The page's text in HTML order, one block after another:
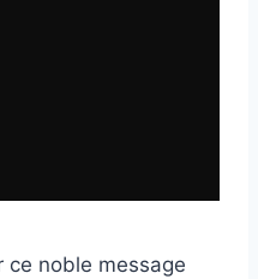
noble message